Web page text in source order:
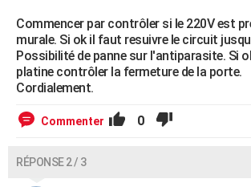
Commencer par contrôler si le 220V est
murale. Si ok il faut resuivre le circuit
Possibilité de panne sur l'antiparasite. Si
platine contrôler la fermeture de la porte.
Cordialement.
Commenter 0
RÉPONSE 2 / 3